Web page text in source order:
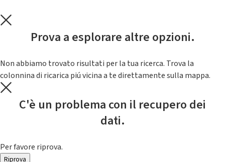
Prova a esplorare altre opzioni.
Non abbiamo trovato risultati per la tua ricerca. Trova la
colonnina di ricarica piú vicina a te direttamente sulla mappa.
C'è un problema con il recupero dei
dati.
Per favore riprova.
Riprova